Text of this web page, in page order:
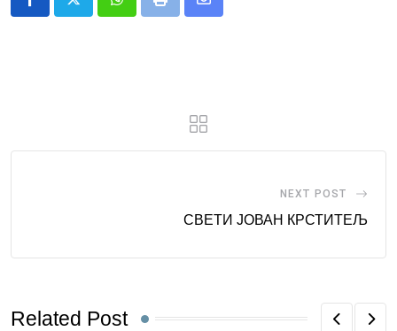
Whatsapp
Print
Share
NEXT POST
СВЕТИ ЈОВАН КРСТИТЕЉ
Related Post